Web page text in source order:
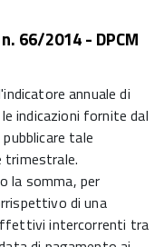
66/2014 - DPCM
annuale di
indicazioni fornite dal
tale
trimestrale.
la somma, per
di una
intercorrenti tra